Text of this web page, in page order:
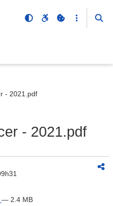
- 2021.pdf
- 2021.pdf
— 2.4 MB